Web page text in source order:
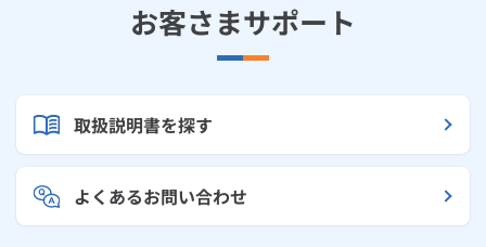
お客さまサポート
取扱説明書を探す
よくあるお問い合わせ